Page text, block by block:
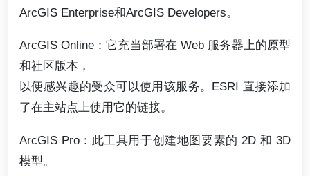
ArcGIS Enterprise和ArcGIS Developers。
ArcGIS Online：它充当部署在 Web 服务器上的原型
和社区版本，
以便感兴趣的受众可以使用该服务。ESRI 直接添加
了在主站点上使用它的链接。
ArcGIS Pro：此工具用于创建地图要素的 2D 和 3D
模型。